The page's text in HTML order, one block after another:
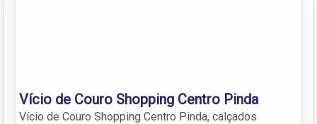
Vício de Couro Shopping Centro Pinda
Vício de Couro Shopping Centro Pinda, calçados